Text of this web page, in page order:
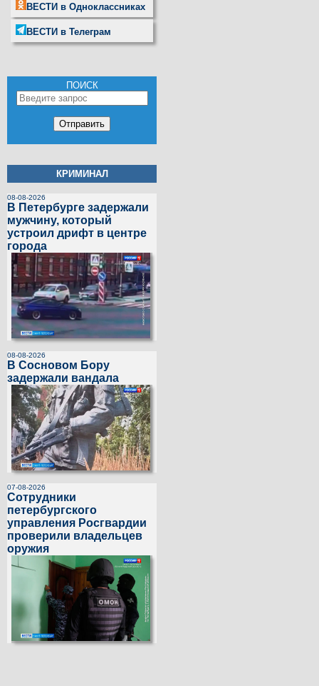
ВЕСТИ в Одноклассниках
ВЕСТИ в Телеграм
ПОИСК
КРИМИНАЛ
08-08-2026
В Петербурге задержали
мужчину, который
устроил дрифт в центре
города
08-08-2026
В Сосновом Бору
задержали вандала
07-08-2026
Сотрудники
петербургского
управления Росгвардии
проверили владельцев
оружия